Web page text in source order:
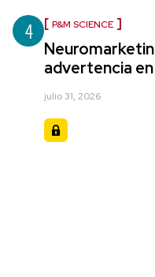
4 P&M SCIENCE
advertencia
julio 31, 2026